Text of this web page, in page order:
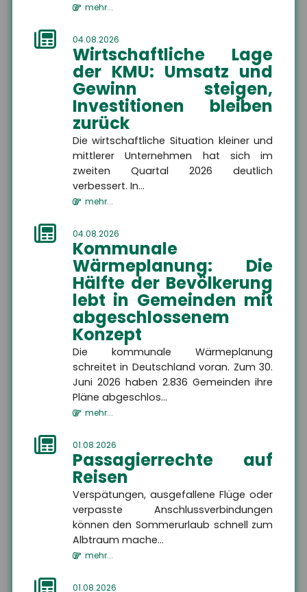
mehr...
04.08.2026
Wirtschaftliche Lage
der KMU: Umsatz und
Gewinn steigen,
Investitionen bleiben
zurück
Die wirtschaftliche Situation kleiner und
mittlerer Unternehmen hat sich im
zweiten Quartal 2026 deutlich
verbessert. In...
mehr...
04.08.2026
Kommunale
Wärmeplanung: Die
Hälfte der Bevölkerung
lebt in Gemeinden mit
abgeschlossenem
Konzept
Die kommunale Wärmeplanung
schreitet in Deutschland voran. Zum 30.
Juni 2026 haben 2.836 Gemeinden ihre
Pläne abgeschlos...
mehr...
01.08.2026
Passagierrechte auf
Reisen
Verspätungen, ausgefallene Flüge oder
verpasste Anschlussverbindungen
können den Sommerurlaub schnell zum
Albtraum mache...
mehr...
01.08.2026
Ausbildungsvergütungen
bundesweit gestiegen
Die tarifvertraglichen
im Ausbildungsjahr 2025/26 im
Schnitt um 3,9 Prozent
gestiegen. In vi...
Themen
Zielgruppe
Freiberufler
Freiberufler
Als Freiberufler gibt es
viele Maßnahmen, die Sie
zum Schutze Ihrer Person,
Eine Betriebshaftpflicht